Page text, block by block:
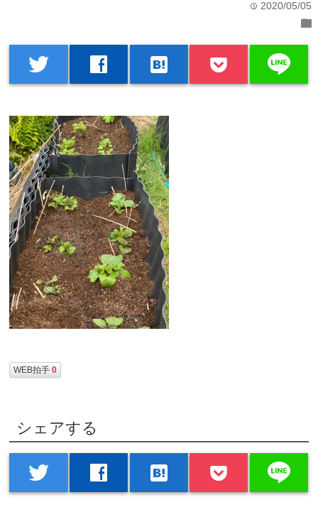
time 2020/05/05
folder
twitter facebook hatenabookmark line
WEB拍手0
シェアする
twitter facebook hatenabookmark line